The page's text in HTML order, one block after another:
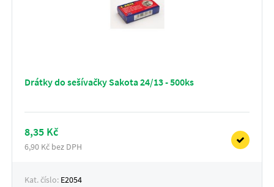
Drátky do sešívačky Sakota 24/13 - 500ks
8,35 Kč
6,90 Kč bez DPH
Kat. číslo: E2054